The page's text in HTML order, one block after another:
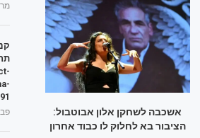
אשכבה לשחקן אלון אבוטבול:
הציבור בא לחלוק לו כבוד אחרון
מרץ 27,